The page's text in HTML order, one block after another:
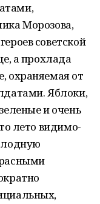
Морозова,
советской
а прохлада
охраняемая от
Яблоки,
и очень
лето видимо-